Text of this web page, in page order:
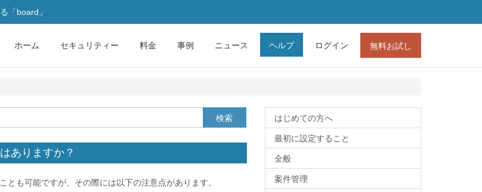
「board」
ホーム セキュリティー 料金 事例 ニュース ヘルプ ログイン 無料お試し
検索
ありますか？
も可能ですが、その際には以下の注意点があります。
はじめての方へ
最初に設定すること
全般
案件管理